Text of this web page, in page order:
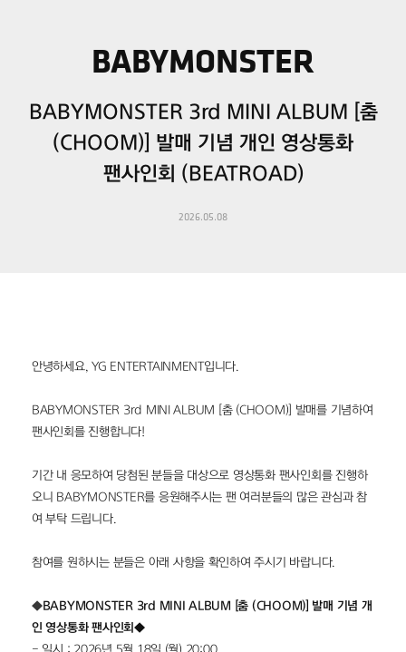
BABYMONSTER
BABYMONSTER 3rd MINI ALBUM [춤
(CHOOM)] 발매 기념 개인 영상통화
팬사인회 (BEATROAD)
2026.05.08
안녕하세요, YG ENTERTAINMENT입니다.
BABYMONSTER 3rd MINI ALBUM [춤 (CHOOM)] 발매를 기념하여
팬사인회를 진행합니다!
기간 내 응모하여 당첨된 분들을 대상으로 영상통화 팬사인회를 진행하
오니 BABYMONSTER를 응원해주시는 팬 여러분들의 많은 관심과 참
여 부탁 드립니다.
참여를 원하시는 분들은 아래 사항을 확인하여 주시기 바랍니다.
◆BABYMONSTER 3rd MINI ALBUM [춤 (CHOOM)] 발매 기념 개
인 영상통화 팬사인회◆